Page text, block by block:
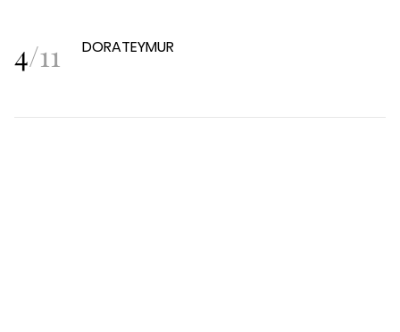
4/11 DORATEYMUR